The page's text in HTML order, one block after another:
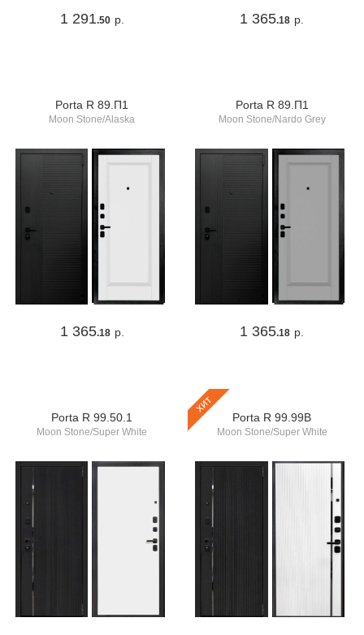
1 291.50 р. 1 365.18 р.
Porta R 89.П1
Moon Stone/Alaska
1 365.18 р.
Porta R 89.П1
Moon Stone/Nardo Grey
1 365.18 р.
Porta R 99.50.1
Moon Stone/Super White
хит
Porta R 99.99В
Moon Stone/Super White